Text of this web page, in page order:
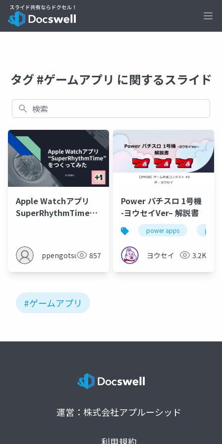
タグ #ゲームアプリ に関するスライド
検索
Apple Watchアプリ
SuperRhythmTimeを
ppengotsu 857
Power パチスロ 1号機
-ヨウセイVer– 解説書
power apps
ヨウセイ 3.2K
#ゲームアプリ
運営：株式会社アプルーシッド
利用規約